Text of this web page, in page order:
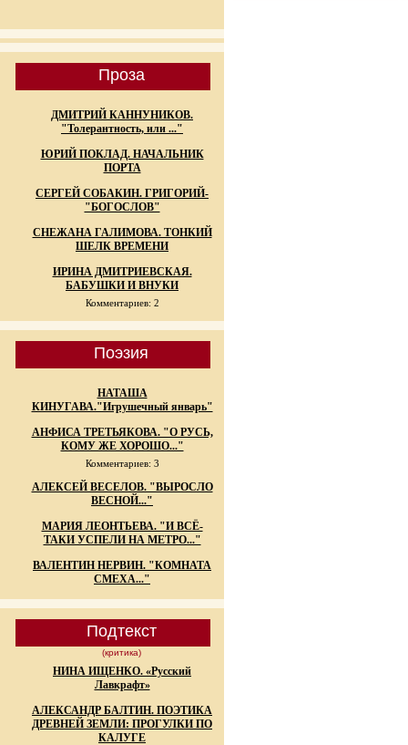
Проза
ДМИТРИЙ КАННУНИКОВ.
"Толерантность, или ..."
ЮРИЙ ПОКЛАД. НАЧАЛЬНИК
ПОРТА
СЕРГЕЙ СОБАКИН. ГРИГОРИЙ-
"БОГОСЛОВ"
СНЕЖАНА ГАЛИМОВА. ТОНКИЙ
ШЕЛК ВРЕМЕНИ
ИРИНА ДМИТРИЕВСКАЯ.
БАБУШКИ И ВНУКИ
Комментариев: 2
Поэзия
НАТАША
КИНУГАВА."Игрушечный январь"
АНФИСА ТРЕТЬЯКОВА. "О РУСЬ,
КОМУ ЖЕ ХОРОШО..."
Комментариев: 3
АЛЕКСЕЙ ВЕСЕЛОВ. "ВЫРОСЛО
ВЕСНОЙ..."
МАРИЯ ЛЕОНТЬЕВА. "И ВСЁ-
ТАКИ УСПЕЛИ НА МЕТРО..."
ВАЛЕНТИН НЕРВИН. "КОМНАТА
СМЕХА..."
Подтекст
(критика)
НИНА ИЩЕНКО. «Русский
Лавкрафт»
АЛЕКСАНДР БАЛТИН. ПОЭТИКА
ДРЕВНЕЙ ЗЕМЛИ: ПРОГУЛКИ ПО
КАЛУГЕ